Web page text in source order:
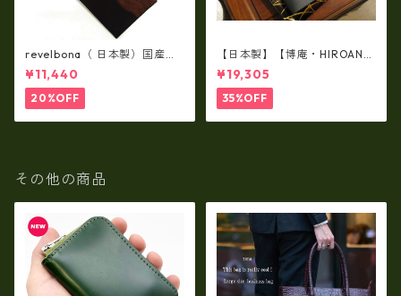
revelbona（ 日本製）国産牛
革製・お札入れ ロングウォ
レット rl-001
¥11,440
20%OFF
【日本製】【博庵・HIROAN】
最高級牛革（ボーテッド）札
入れ・長財布 ha-21535
¥19,305
35%OFF
その他の商品